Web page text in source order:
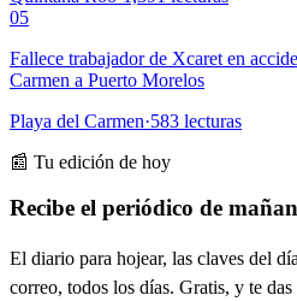
05
Fallece trabajador de Xcaret en
Carmen a Puerto Morelos
Playa del Carmen·583 lecturas
📰 Tu edición de hoy
Recibe el periódico de
El diario para hojear, las claves del
correo, todos los días. Gratis, y te